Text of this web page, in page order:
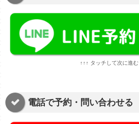
↑↑↑ タッチして次に進む
電話で予約・問い合わせる